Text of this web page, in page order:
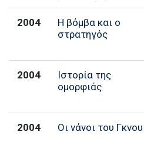
2004
Η βόμβα και ο
στρατηγός
2004
Ιστορία της
ομορφιάς
2004 Οι νάνοι του Γκνου